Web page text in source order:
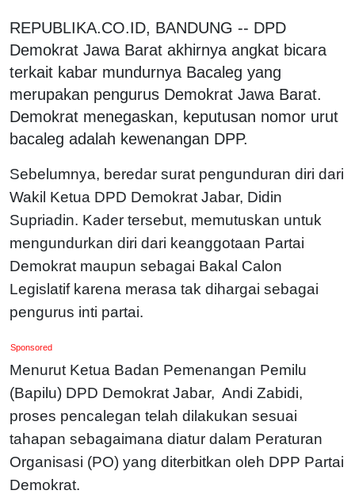
REPUBLIKA.CO.ID, BANDUNG -- DPD
Demokrat Jawa Barat akhirnya angkat bicara
terkait kabar mundurnya Bacaleg yang
merupakan pengurus Demokrat Jawa Barat.
Demokrat menegaskan, keputusan nomor urut
bacaleg adalah kewenangan DPP.
Sebelumnya, beredar surat pengunduran diri dari
Wakil Ketua DPD Demokrat Jabar, Didin
Supriadin. Kader tersebut, memutuskan untuk
mengundurkan diri dari keanggotaan Partai
Demokrat maupun sebagai Bakal Calon
Legislatif karena merasa tak dihargai sebagai
pengurus inti partai.
Sponsored
Menurut Ketua Badan Pemenangan Pemilu
(Bapilu) DPD Demokrat Jabar, Andi Zabidi,
proses pencalegan telah dilakukan sesuai
tahapan sebagaimana diatur dalam Peraturan
Organisasi (PO) yang diterbitkan oleh DPP Partai
Demokrat.